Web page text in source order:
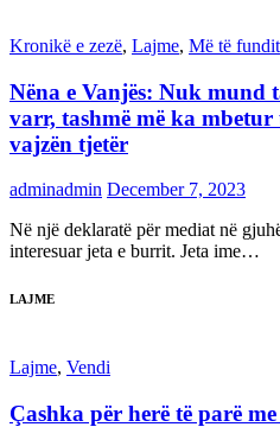
Kronikë e zezë, Lajme, Më të fundit
Nëna e Vanjës: Nuk mund
varr, tashmë më ka mbetur
vajzën tjetër
adminadmin December 7, 2023
Në një deklaratë për mediat në
interesuar jeta e burrit. Jeta ime…
LAJME
Lajme, Vendi
Çashka për herë të parë